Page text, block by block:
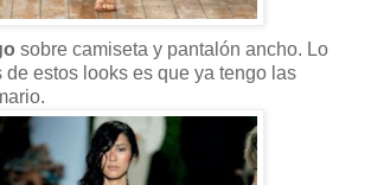
sobre camiseta y pantalón ancho. Lo
de estos looks es que ya tengo las